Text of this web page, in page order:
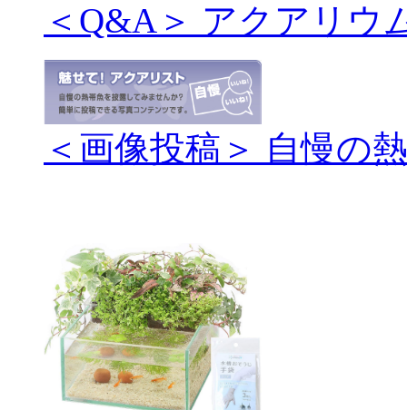
＜Q&A＞ アクアリウ
＜画像投稿＞ 自慢の